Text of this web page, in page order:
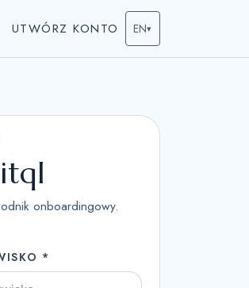
UTWÓRZ KONTO EN▾
onboardingowy.
*